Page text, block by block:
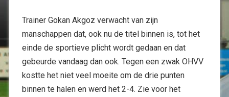
Trainer Gokan Akgoz verwacht van zijn
manschappen dat, ook nu de titel binnen is, tot het
einde de sportieve plicht wordt gedaan en dat
gebeurde vandaag dan ook. Tegen een zwak OHVV
kostte het niet veel moeite om de drie punten
binnen te halen en werd het 2-4. Zie voor het